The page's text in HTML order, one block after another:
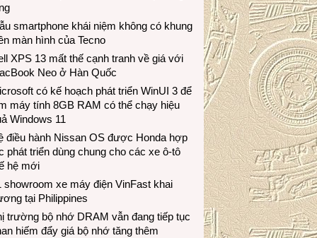
smartphone khái niệm không có khung
màn hình của Tecno
XPS 13 mất thế cạnh tranh về giá với
Neo ở Hàn Quốc
có kế hoạch phát triển WinUI 3 để
máy tính 8GB RAM có thể chạy hiệu
Windows 11
điều hành Nissan OS được Honda hợp
phát triển dùng chung cho các xe ô-tô
hệ mới
showroom xe máy điện VinFast khai
tại Philippines
trường bộ nhớ DRAM vẫn đang tiếp tục
hiếm đẩy giá bộ nhớ tăng thêm